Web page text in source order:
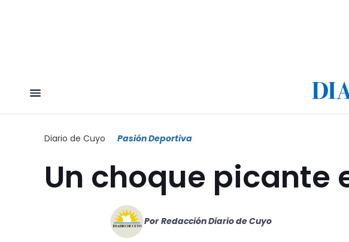
Diario de Cuyo Pasión Deportiva
Un choque picante
Por Redacción Diario de Cuyo